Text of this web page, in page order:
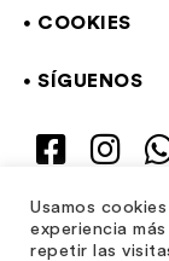
COOKIES
SÍGUENOS
Usamos
experiencia
repetir las